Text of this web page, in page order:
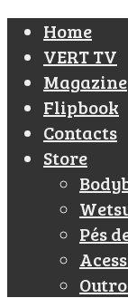
Home
VERT TV
Magazine
Flipbook
Contacts
Store
Pés